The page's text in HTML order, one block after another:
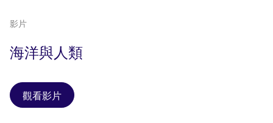
影片
海洋與人類
觀看影片